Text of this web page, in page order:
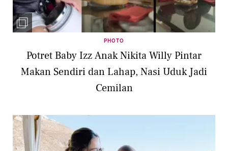
PHOTO
Potret Baby Izz Anak Nikita Willy Pintar
Makan Sendiri dan Lahap, Nasi Uduk Jadi
Cemilan